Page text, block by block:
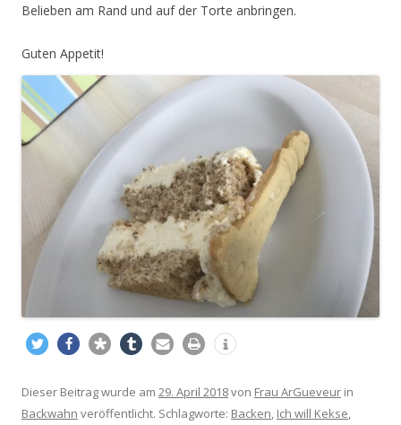
Belieben am Rand und auf der Torte anbringen.
Guten Appetit!
Dieser Beitrag wurde am 29. April 2018von Frau ArGueveur in
Backwahn veröffentlicht. Schlagworte: Backen, Ich will Kekse,